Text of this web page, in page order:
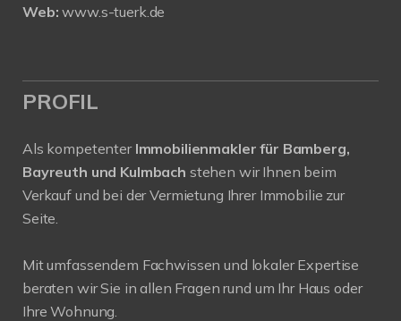
Web: www.s-tuerk.de
PROFIL
Als kompetenter Immobilienmakler für Bamberg,
Bayreuth und Kulmbach stehen wir Ihnen beim
Verkauf und bei der Vermietung Ihrer Immobilie zur
Seite.
Mit umfassendem Fachwissen und lokaler Expertise
beraten wir Sie in allen Fragen rund um Ihr Haus oder
Ihre Wohnung.